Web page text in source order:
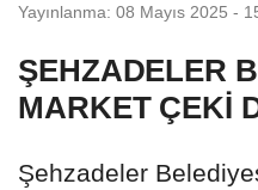
Yayınlanma: 08 Mayıs 2025 -
ŞEHZADELER
MARKET ÇEKİ
Şehzadeler